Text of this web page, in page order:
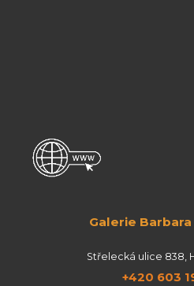
Galerie Barbara
Střelecká ulice 838,
+420 603